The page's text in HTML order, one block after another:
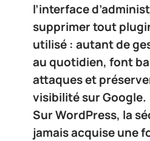
l’interface
supprimer tout
utilisé : autant de
au quotidien, font
attaques et
visibilité sur Google.
Sur WordPress, la
jamais acquise une